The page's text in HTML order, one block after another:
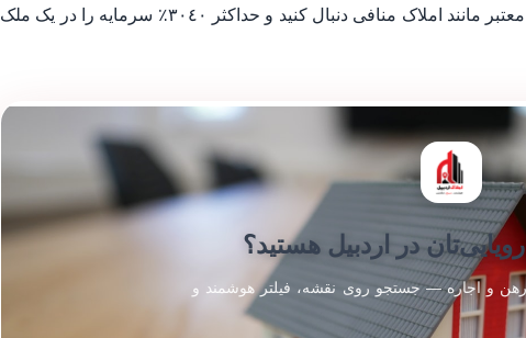
ماندگوری، و قیمت معاملات اخیر — را از پلتفرم‌های معتبر مانند املاک منافی دنبال کنید و حداکثر ۳۰٤۰٪ سرمایه را در یک ملک
در اردبیل هستید؟
و اجاره — جستجو روی نقشه، فیلتر هوشمند و